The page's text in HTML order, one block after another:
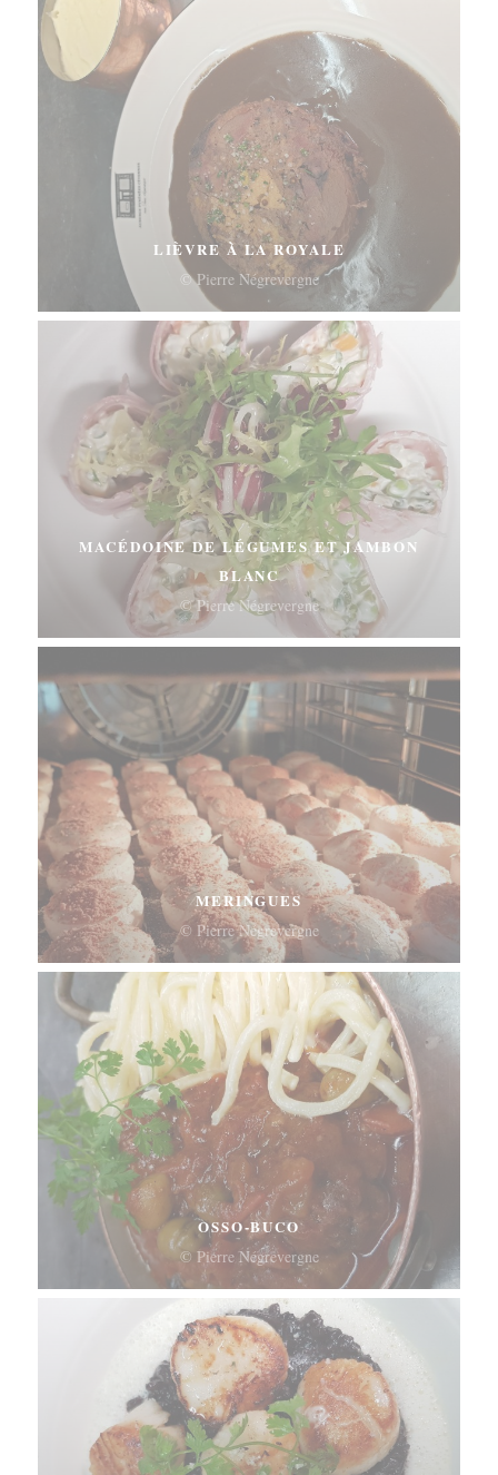
LIÈVRE À LA ROYALE
© Pierre Négrevergne
MACÉDOINE DE LÉGUMES ET JAMBON
BLANC
© Pierre Négrevergne
MERINGUES
© Pierre Négrevergne
OSSO-BUCO
© Pierre Négrevergne